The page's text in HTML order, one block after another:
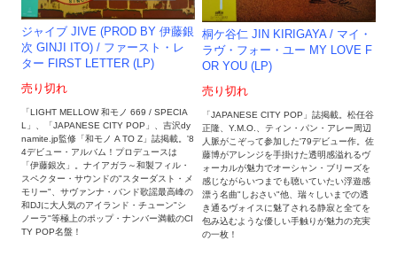
ジャイブ JIVE (PROD BY 伊藤銀
次 GINJI ITO) / ファースト・レ
ター FIRST LETTER (LP)
売り切れ
「LIGHT MELLOW 和モノ 669 / SPECIA
L」、「JAPANESE CITY POP」、吉沢dy
namite.jp監修「和モノ A TO Z」誌掲載。'8
4デビュー・アルバム！プロデュースは
「伊藤銀次」。ナイアガラ～和製フィル・
スペクター・サウンドの"スターダスト・メ
モリー"、サヴァンナ・バンド歌謡最高峰の
和DJに大人気のアイランド・チューン"シ
ノーラ"等極上のポップ・ナンバー満載のCI
TY POP名盤！
桐ケ谷仁 JIN KIRIGAYA / マイ・
ラヴ・フォー・ユー MY LOVE F
OR YOU (LP)
売り切れ
「JAPANESE CITY POP」誌掲載。松任谷
正隆、Y.M.O.、ティン・パン・アレー周辺
人脈がこぞって参加した'79デビュー作。佐
藤博がアレンジを手掛けた透明感溢れるヴ
ォーカルが魅力でオーシャン・ブリーズを
感じながらいつまでも聴いていたい浮遊感
漂う名曲"しおさい"他、瑞々しいまでの透
き通るヴォイスに魅了される静寂と全てを
包み込むような優しい手触りが魅力の充実
の一枚！